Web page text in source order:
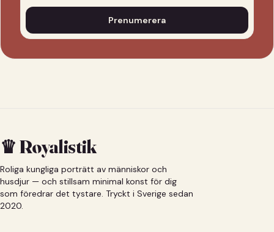
Prenumerera
♛ Royalistik
Roliga kungliga porträtt av människor och
husdjur — och stillsam minimal konst för dig
som föredrar det tystare. Tryckt i Sverige sedan
2020.